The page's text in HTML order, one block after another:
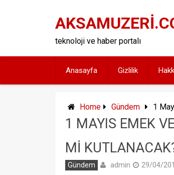
teknoloji ve haber portalı
Anasayfa Gizlilik
Home Gündem 1
1 MAYIS EMEK
MI
Gündem admin 29/04/